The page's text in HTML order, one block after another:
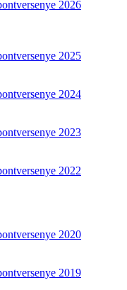
2026
2025
2024
2023
2022
2020
2019